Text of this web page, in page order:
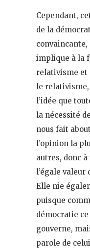
Cependant,
de la
convaincante,
implique à la
relativisme et
le
l’idée que
la nécessité
nous fait
l’opinion la
autres, donc
l’égale valeur
Elle nie
puisque
démocratie
gouverne,
parole de